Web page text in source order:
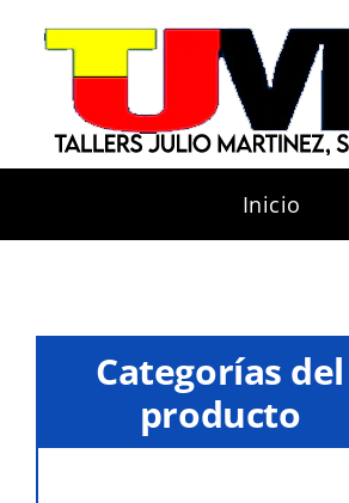
contenido
Inicio
Categorías del
producto